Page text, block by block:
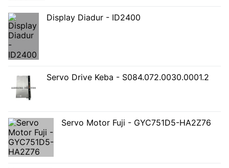
Display Diadur - ID2400
Servo Drive Keba - S084.072.0030.0001.2
Servo Motor Fuji - GYC751D5-HA2Z76